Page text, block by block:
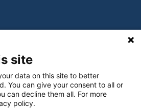
site
data on this site to better
You can give your consent to all or
can decline them all. For more
policy.